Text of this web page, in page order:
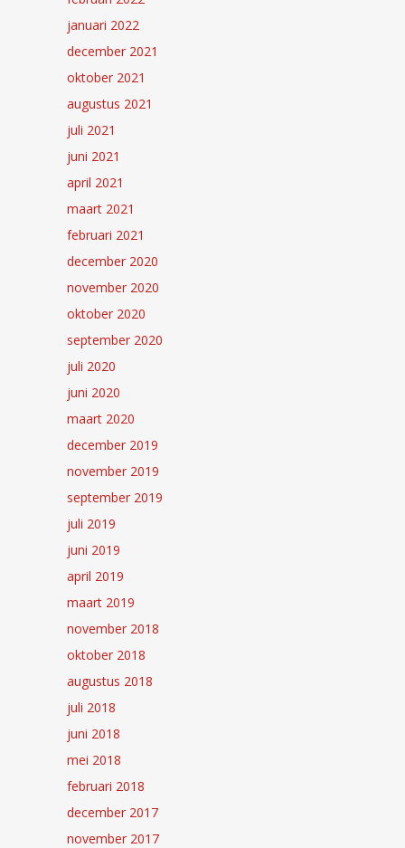
januari 2022
december 2021
oktober 2021
augustus 2021
juli 2021
juni 2021
april 2021
maart 2021
februari 2021
december 2020
november 2020
oktober 2020
september 2020
juli 2020
juni 2020
maart 2020
december 2019
november 2019
september 2019
juli 2019
juni 2019
april 2019
maart 2019
november 2018
oktober 2018
augustus 2018
juli 2018
juni 2018
mei 2018
februari 2018
december 2017
november 2017